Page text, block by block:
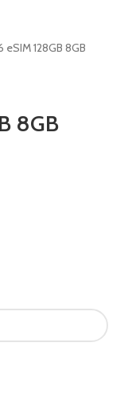
eSIM 128GB 8GB
8GB